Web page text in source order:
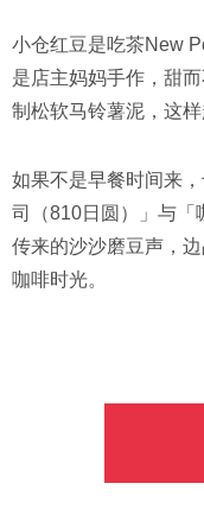
小仓红豆是吃茶New
是店主妈妈手作，甜
制松软马铃薯泥，这
如果不是早餐时间来
司（810日圆）」与「
传来的沙沙磨豆声，
咖啡时光。